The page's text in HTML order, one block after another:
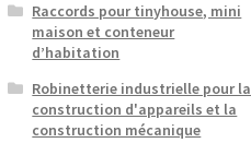
Raccords pour tinyhouse, mini
maison et conteneur
d’habitation
Robinetterie industrielle pour la
construction d'appareils et la
construction mécanique